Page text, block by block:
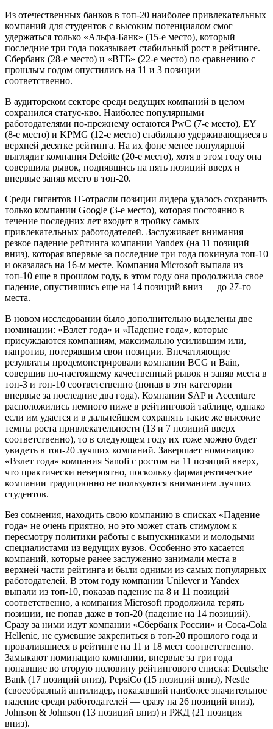
Из отечественных банков в топ-20 наиболее привлекательных
компаний для студентов с высоким потенциалом смог
удержаться только «Альфа-Банк» (15-е место), который
последние три года показывает стабильный рост в рейтинге.
Сбербанк (28-е место) и «ВТБ» (22-е место) по сравнению с
прошлым годом опустились на 11 и 3 позиции
соответственно.
В аудиторском секторе среди ведущих компаний в целом
сохранился статус-кво. Наиболее популярными
работодателями по-прежнему остаются PwC (7-е место), EY
(8-е место) и KPMG (12-е место) стабильно удерживающиеся в
верхней десятке рейтинга. На их фоне менее популярной
выглядит компания Deloitte (20-е место), хотя в этом году она
совершила рывок, поднявшись на пять позиций вверх и
впервые заняв место в топ-20.
Среди гигантов IT-отрасли позиции лидера удалось сохранить
только компании Google (3-е место), которая постоянно в
течение последних лет входит в тройку самых
привлекательных работодателей. Заслуживает внимания
резкое падение рейтинга компании Yandex (на 11 позиций
вниз), которая впервые за последние три года покинула топ-10
и оказалась на 16-м месте. Компания Microsoft выпала из
топ-10 еще в прошлом году, в этом году она продолжила свое
падение, опустившись еще на 14 позиций вниз — до 27-го
места.
В новом исследовании было дополнительно выделены две
номинации: «Взлет года» и «Падение года», которые
присуждаются компаниям, максимально усилившим или,
напротив, потерявшим свои позиции. Впечатляющие
результаты продемонстрировали компании BCG и Bain,
совершив по-настоящему качественный рывок и заняв места в
топ-3 и топ-10 соответственно (попав в эти категории
впервые за последние два года). Компании SAP и Accenture
расположились немного ниже в рейтинговой таблице, однако
если им удастся и в дальнейшем сохранять такие же высокие
темпы роста привлекательности (13 и 7 позиций вверх
соответственно), то в следующем году их тоже можно будет
увидеть в топ-20 лучших компаний. Завершает номинацию
«Взлет года» компания Sanofi с ростом на 11 позиций вверх,
что практически невероятно, поскольку фармацевтические
компании традиционно не пользуются вниманием лучших
студентов.
Без сомнения, находить свою компанию в списках «Падение
года» не очень приятно, но это может стать стимулом к
пересмотру политики работы с выпускниками и молодыми
специалистами из ведущих вузов. Особенно это касается
компаний, которые ранее заслуженно занимали места в
верхней части рейтинга и были одними из самых популярных
работодателей. В этом году компании Unilever и Yandex
выпали из топ-10, показав падение на 8 и 11 позиций
соответственно, а компания Microsoft продолжила терять
позиции, не попав даже в топ-20 (падение на 14 позиций).
Сразу за ними идут компании «Сбербанк России» и Coca-Cola
Hellenic, не сумевшие закрепиться в топ-20 прошлого года и
провалившиеся в рейтинге на 11 и 18 мест соответственно.
Замыкают номинацию компании, впервые за три года
попавшие во вторую половину рейтингового списка: Deutsche
Bank (17 позиций вниз), PepsiCo (15 позиций вниз), Nestle
(своеобразный антилидер, показавший наиболее значительное
падение среди работодателей — сразу на 26 позиций вниз),
Johnson & Johnson (13 позиций вниз) и РЖД (21 позиция
вниз).